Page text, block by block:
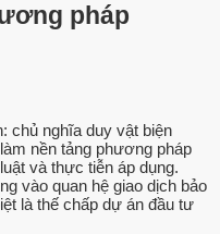
pháp
chủ nghĩa duy vật biện
nền tảng phương pháp
và thực tiễn áp dụng.
vào quan hệ giao dịch bảo
là thế chấp dự án đầu tư